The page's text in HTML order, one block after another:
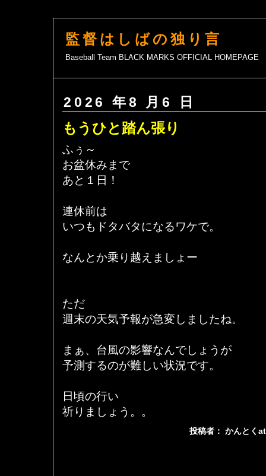
監督はしばの独り言
Baseball Team BLACK MARKS OFFICIAL HOMEPAGE
2026 年8 月6 日
もうひと踏ん張り
ふぅ～
お盆休みまで
あと１日！
連休前は
いつもドタバタになるワケで。
なんとか乗り越えましょー
ただ
週末の天気予報が急変しましたね。
まぁ、台風の影響なんでしょうが
予測するのが難しい状況です。
日頃の行い
祈りましょう。。
投稿者： かんとく